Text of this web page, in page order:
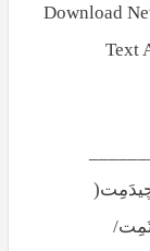
Download
Text
چیدَمِت(